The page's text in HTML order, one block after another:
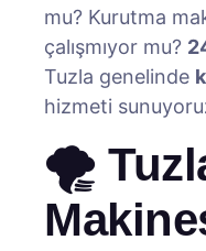
mu? Kurutma
çalışmıyor mu?
Tuzla genelinde
hizmeti
🌪️